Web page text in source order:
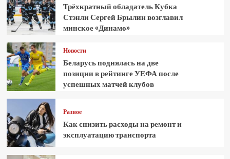
Трёхкратный обладатель Кубка
Стэнли Сергей Брылин возглавил
минское «Динамо»
Новости
Беларусь поднялась на две
позиции в рейтинге УЕФА после
успешных матчей клубов
Разное
Как снизить расходы на ремонт и
эксплуатацию транспорта